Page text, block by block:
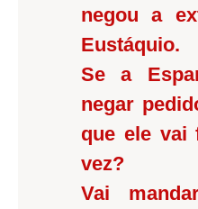
negou a
Eustáquio.
Se a
negar
que ele vai
vez?
Vai